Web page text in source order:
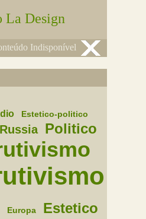
La Design
Indisponível
Estetico-politico
Russia Politico
Europa Estetico